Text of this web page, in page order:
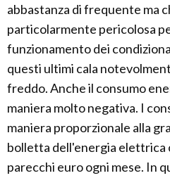
abbastanza di frequente ma
particolarmente pericolosa
funzionamento dei
questi ultimi cala
freddo. Anche il consumo
maniera molto negativa. I
maniera proporzionale alla
bolletta dell'energia elettrica
parecchi euro ogni mese. In